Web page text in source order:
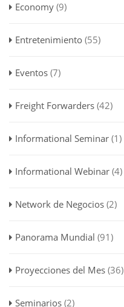
Economy (9)
Entretenimiento (55)
Eventos (7)
Freight Forwarders (42)
Informational Seminar (1)
Informational Webinar (4)
Network de Negocios (2)
Panorama Mundial (91)
Proyecciones del Mes (36)
Seminarios (2)